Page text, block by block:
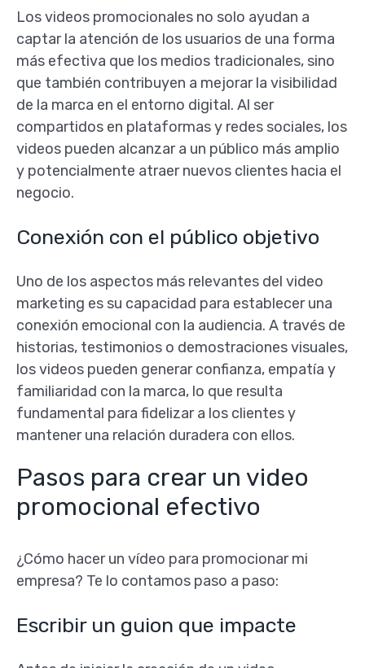
Los videos promocionales no solo ayudan a
captar la atención de los usuarios de una forma
más efectiva que los medios tradicionales, sino
que también contribuyen a mejorar la visibilidad
de la marca en el entorno digital. Al ser
compartidos en plataformas y redes sociales, los
videos pueden alcanzar a un público más amplio
y potencialmente atraer nuevos clientes hacia el
negocio.
Conexión con el público objetivo
Uno de los aspectos más relevantes del video
marketing es su capacidad para establecer una
conexión emocional con la audiencia. A través de
historias, testimonios o demostraciones visuales,
los videos pueden generar confianza, empatía y
familiaridad con la marca, lo que resulta
fundamental para fidelizar a los clientes y
mantener una relación duradera con ellos.
Pasos para crear un video
promocional efectivo
¿Cómo hacer un vídeo para promocionar mi
empresa? Te lo contamos paso a paso:
Escribir un guion que impacte